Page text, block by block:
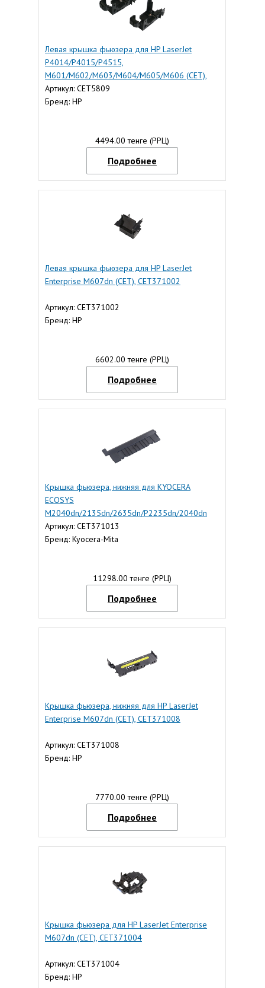
Левая крышка фьюзера для HP LaserJet
P4014/P4015/P4515,
M601/M602/M603/M604/M605/M606 (CET),
CET5809
Артикул: CET5809
Бренд: HP
4494.00 тенге (РРЦ)
Подробнее
Левая крышка фьюзера для HP LaserJet
Enterprise M607dn (CET), CET371002
Артикул: CET371002
Бренд: HP
6602.00 тенге (РРЦ)
Подробнее
Крышка фьюзера, нижняя для KYOCERA
ECOSYS
M2040dn/2135dn/2635dn/P2235dn/2040dn
(CET), CET371013
Артикул: CET371013
Бренд: Kyocera-Mita
11298.00 тенге (РРЦ)
Подробнее
Крышка фьюзера, нижняя для HP LaserJet
Enterprise M607dn (CET), CET371008
Артикул: CET371008
Бренд: HP
7770.00 тенге (РРЦ)
Подробнее
Крышка фьюзера для HP LaserJet Enterprise
M607dn (CET), CET371004
Артикул: CET371004
Бренд: HP